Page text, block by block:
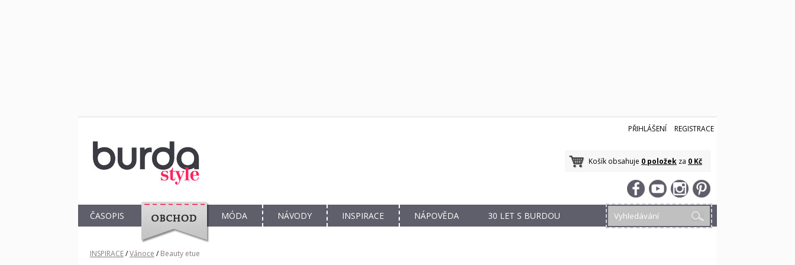
PŘIHLÁŠENÍ REGISTRACE
Košík obsahuje 0 položek za 0 Kč
ČASOPIS
OBCHOD
MÓDA NÁVODY INSPIRACE NÁPOVĚDA 30 LET S BURDOU
INSPIRACE/Vánoce / Beauty etue